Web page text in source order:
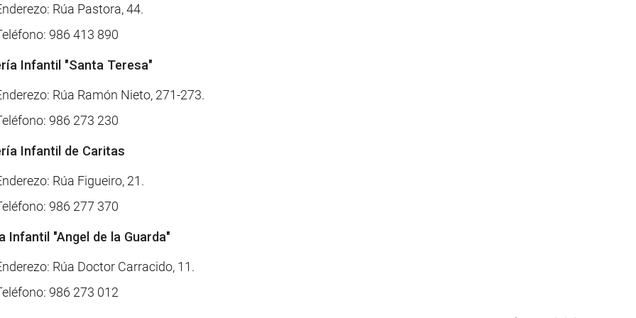
Rúa Pastora, 44.
986 413 890
Infantil "Santa Teresa"
Rúa Ramón Nieto, 271-273.
986 273 230
Infantil de Caritas
Rúa Figueiro, 21.
986 277 370
Infantil "Angel de la Guarda"
Rúa Doctor Carracido, 11.
986 273 012